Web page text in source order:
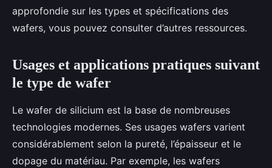
approfondie sur les types et spécifications des
wafers, vous pouvez consulter d’autres ressources.
Usages et applications pratiques suivant
le type de wafer
Le wafer de silicium est la base de nombreuses
technologies modernes. Ses usages wafers varient
considérablement selon la pureté, l’épaisseur et le
dopage du matériau. Par exemple, les wafers